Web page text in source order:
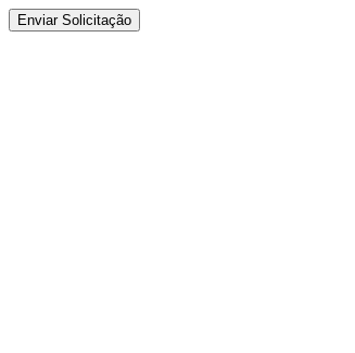
Enviar Solicitação